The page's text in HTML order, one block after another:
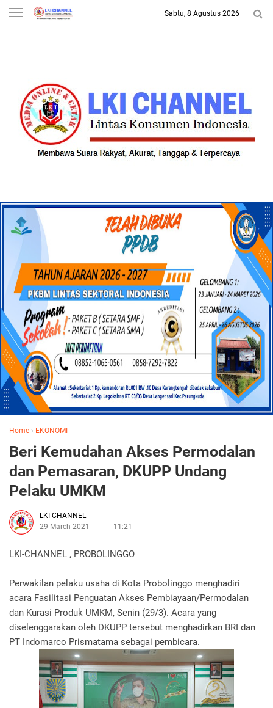
-->
Sabtu, 8 Agustus 2026
Home › EKONOMI
Beri Kemudahan Akses Permodalan
dan Pemasaran, DKUPP Undang
Pelaku UMKM
LKI CHANNEL
29 March 2021
11:21
LKI-CHANNEL , PROBOLINGGO
Perwakilan pelaku usaha di Kota Probolinggo menghadiri
acara Fasilitasi Penguatan Akses Pembiayaan/Permodalan
dan Kurasi Produk UMKM, Senin (29/3). Acara yang
diselenggarakan oleh DKUPP tersebut menghadirkan BRI dan
PT Indomarco Prismatama sebagai pembicara.